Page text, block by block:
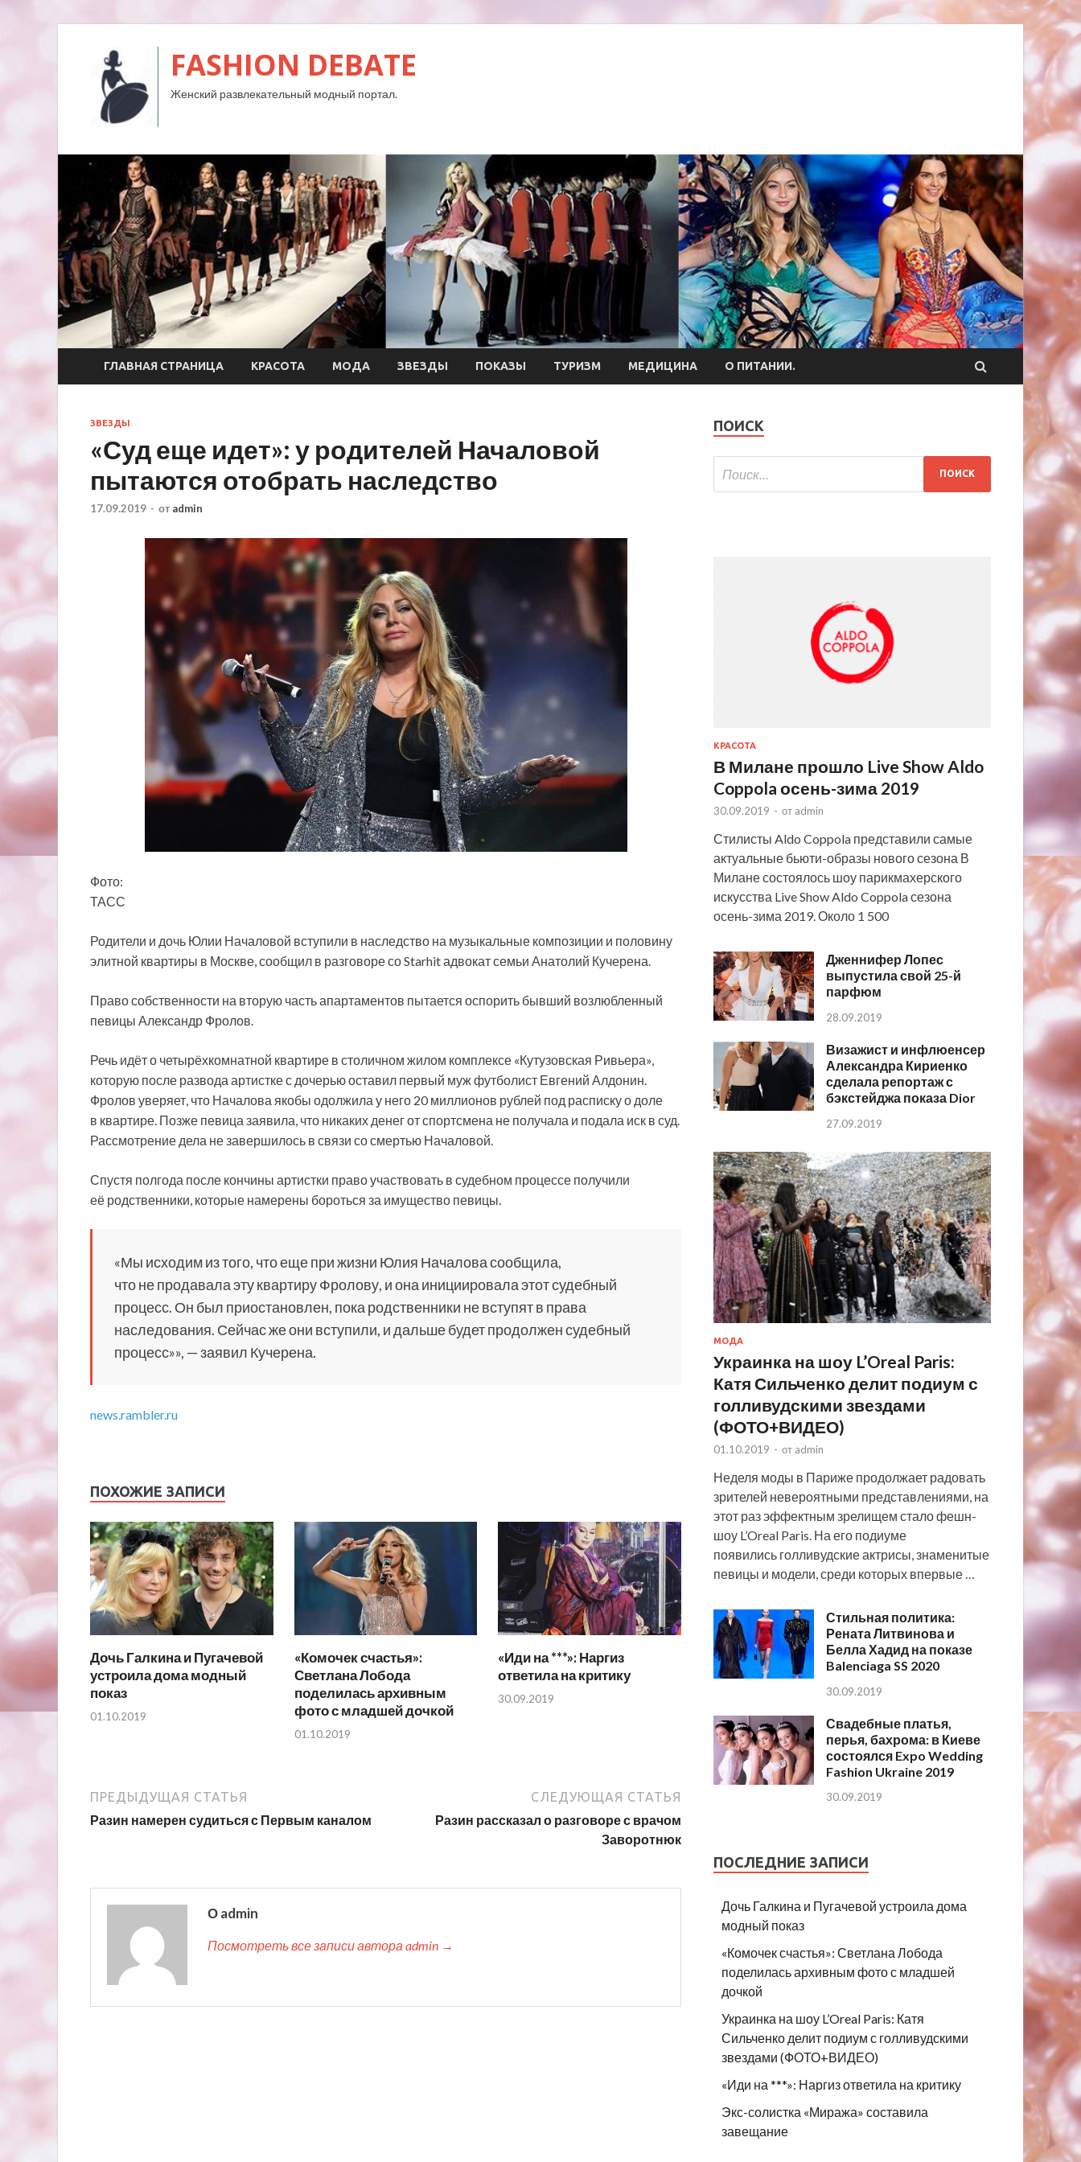
FASHION DEBATE
Женский развлекательный модный портал.
ГЛАВНАЯ СТРАНИЦА КРАСОТА МОДА ЗВЕЗДЫ ПОКАЗЫ ТУРИЗМ МЕДИЦИНА О ПИТАНИИ.
ЗВЕЗДЫ
«Суд еще идет»: у родителей Началовой
пытаются отобрать наследство
17.09.2019 - от admin
Фото:
ТАСС
Родители и дочь Юлии Началовой вступили в наследство на музыкальные композиции и половину
элитной квартиры в Москве, сообщил в разговоре со Starhit адвокат семьи Анатолий Кучерена.
Право собственности на вторую часть апартаментов пытается оспорить бывший возлюбленный
певицы Александр Фролов.
Речь идёт о четырёхкомнатной квартире в столичном жилом комплексе «Кутузовская Ривьера»,
которую после развода артистке с дочерью оставил первый муж футболист Евгений Алдонин.
Фролов уверяет, что Началова якобы одолжила у него 20 миллионов рублей под расписку о доле
в квартире. Позже певица заявила, что никаких денег от спортсмена не получала и подала иск в суд.
Рассмотрение дела не завершилось в связи со смертью Началовой.
Спустя полгода после кончины артистки право участвовать в судебном процессе получили
её родственники, которые намерены бороться за имущество певицы.
«Мы исходим из того, что еще при жизни Юлия Началова сообщила,
что не продавала эту квартиру Фролову, и она инициировала этот судебный
процесс. Он был приостановлен, пока родственники не вступят в права
наследования. Сейчас же они вступили, и дальше будет продолжен судебный
процесс»», — заявил Кучерена.
news.rambler.ru
ПОХОЖИЕ ЗАПИСИ
Дочь Галкина и Пугачевой
устроила дома модный
показ
01.10.2019
«Комочек счастья»:
Светлана Лобода
поделилась архивным
фото с младшей дочкой
01.10.2019
«Иди на ***»: Наргиз
ответила на критику
30.09.2019
ПРЕДЫДУЩАЯ СТАТЬЯ
Разин намерен судиться с Первым каналом
СЛЕДУЮЩАЯ СТАТЬЯ
Разин рассказал о разговоре с врачом
Заворотнюк
О admin
Посмотреть все записи автора admin →
ПОИСК
КРАСОТА
В Милане прошло Live Show Aldo
Coppola осень-зима 2019
30.09.2019 - от admin
Стилисты Aldo Coppola представили самые
актуальные бьюти-образы нового сезона В
Милане состоялось шоу парикмахерского
искусства Live Show Aldo Coppola сезона
осень-зима 2019. Около 1 500
Дженнифер Лопес
выпустила свой 25-й
парфюм
28.09.2019
Визажист и инфлюенсер
Александра Кириенко
сделала репортаж с
бэкстейджа показа Dior
27.09.2019
МОДА
Украинка на шоу L’Oreal Paris:
Катя Сильченко делит подиум с
голливудскими звездами
(ФОТО+ВИДЕО)
01.10.2019 - от admin
Неделя моды в Париже продолжает радовать
зрителей невероятными представлениями, на
этот раз эффектным зрелищем стало фешн-
шоу L’Oreal Paris. На его подиуме
появились голливудские актрисы, знаменитые
певицы и модели, среди которых впервые …
Стильная политика:
Рената Литвинова и
Белла Хадид на показе
Balenciaga SS 2020
30.09.2019
Свадебные платья,
перья, бахрома: в Киеве
состоялся Expo Wedding
Fashion Ukraine 2019
30.09.2019
ПОСЛЕДНИЕ ЗАПИСИ
Дочь Галкина и Пугачевой устроила дома
модный показ
«Комочек счастья»: Светлана Лобода
поделилась архивным фото с младшей
дочкой
Украинка на шоу L’Oreal Paris: Катя
Сильченко делит подиум с голливудскими
звездами (ФОТО+ВИДЕО)
«Иди на ***»: Наргиз ответила на критику
Экс-солистка «Миража» составила
завещание